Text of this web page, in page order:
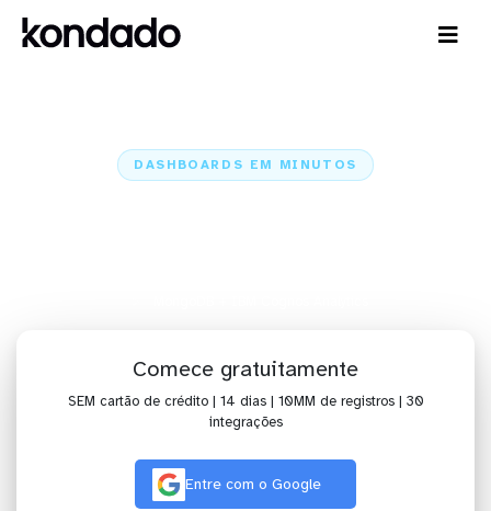
DASHBOARDS EM MINUTOS
Comece gratuitamente
SEM cartão de crédito | 14 dias | 10MM de registros | 30
integrações
Entre com o Google